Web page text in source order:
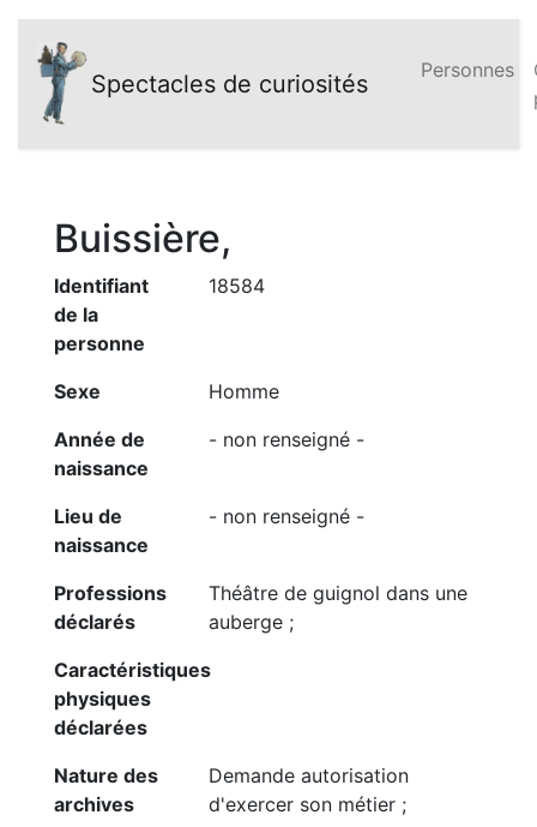
Spectacles de curiosités Personnes
Buissière,
Identifiant
de la
personne
18584
Sexe
Homme
Année de
naissance
- non renseigné -
Lieu de
naissance
- non renseigné -
Professions
déclarés
Théâtre de guignol dans une
auberge ;
Caractéristiques
physiques
déclarées
Nature des
archives
Demande autorisation
d'exercer son métier ;